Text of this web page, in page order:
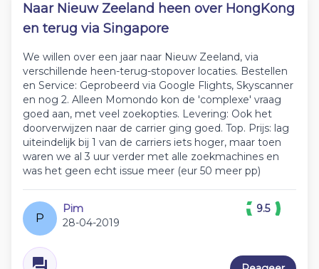
Naar Nieuw Zeeland heen over HongKong
en terug via Singapore
We willen over een jaar naar Nieuw Zeeland, via
verschillende heen-terug-stopover locaties. Bestellen
en Service: Geprobeerd via Google Flights, Skyscanner
en nog 2. Alleen Momondo kon de 'complexe' vraag
goed aan, met veel zoekopties. Levering: Ook het
doorverwijzen naar de carrier ging goed. Top. Prijs: lag
uiteindelijk bij 1 van de carriers iets hoger, maar toen
waren we al 3 uur verder met alle zoekmachines en
was het geen echt issue meer (eur 50 meer pp)
P
Pim
28-04-2019
9.5